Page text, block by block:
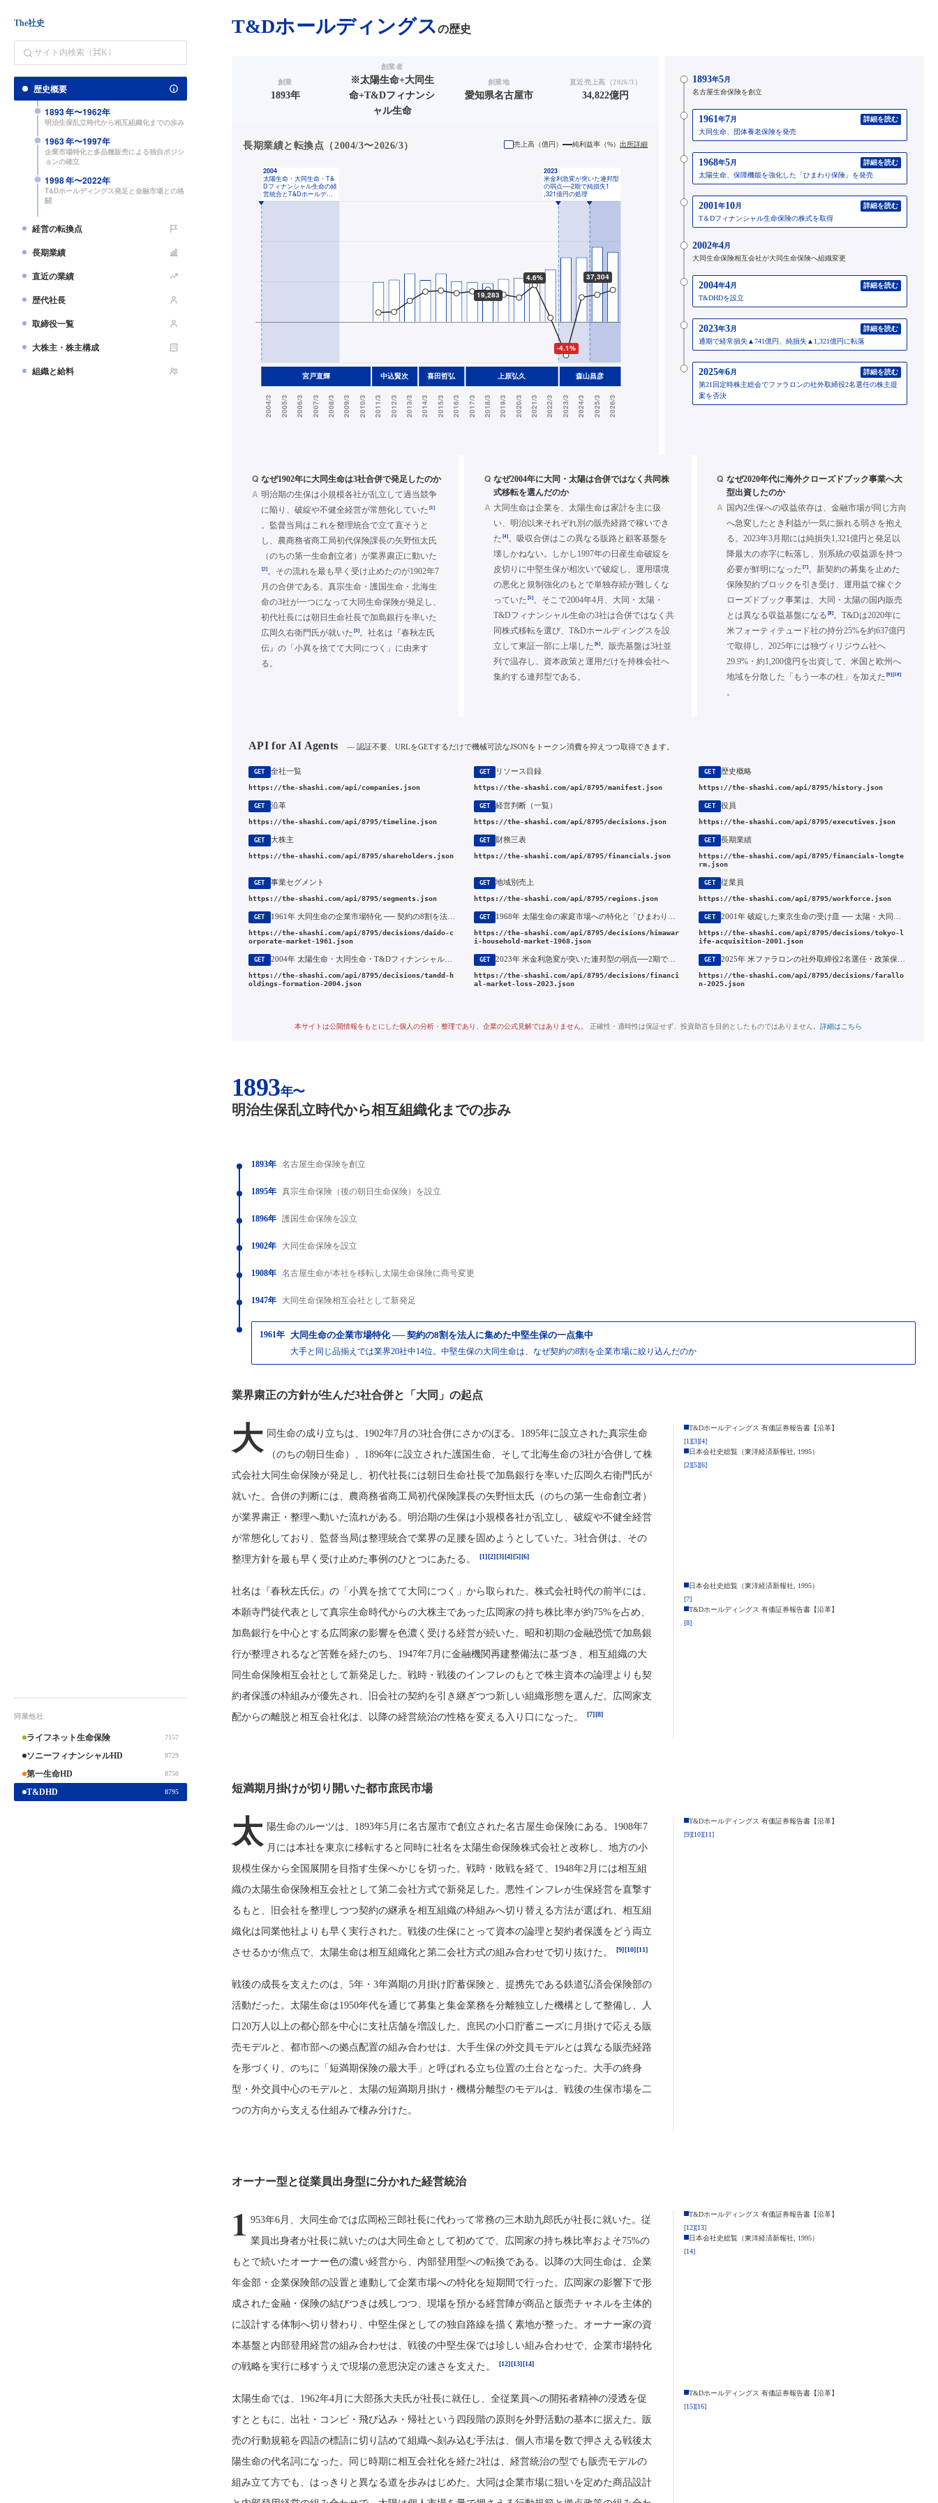
The社史
歴史概要
1893年〜1962年
明治生保乱立時代から相互組織化までの歩み
1963年〜1997年
企業市場特化と多品種販売による独自ポジシ
ョンの確立
1998年〜2022年
T&Dホールディングス発足と金融市場との格
闘
経営の転換点
長期業績
直近の業績
歴代社長
取締役一覧
大株主・株主構成
組織と給料
同業他社
ライフネット生命保険 7157
ソニーフィナンシャルHD 8729
第一生命HD 8750
T&DHD 8795
T&Dホールディングスの歴史
創業
1893年
創業者
※太陽生命+大同生
命+T&Dフィナンシ
ャル生命
創業地
愛知県名古屋市
直近売上高（2026/3）
34,822億円
長期業績と転換点（2004/3〜2026/3） 売上高（億円） 純利益率（%） 出所詳細
1893年5月
名古屋生命保険を創立
1961年7月
詳細を読む
大同生命、団体養老保険を発売
1968年5月
詳細を読む
太陽生命、保障機能を強化した「ひまわり保険」を発売
2001年10月
詳細を読む
T＆Dフィナンシャル生命保険の株式を取得
2002年4月
大同生命保険相互会社が大同生命保険へ組織変更
2004年4月
詳細を読む
T&DHDを設立
2023年3月
詳細を読む
通期で経常損失▲741億円、純損失▲1,321億円に転落
2025年6月
詳細を読む
第21回定時株主総会でファラロンの社外取締役2名選任の株主提
案を否決
Q なぜ1902年に大同生命は3社合併で発足したのか
A 明治期の生保は小規模各社が乱立して過当競争
に陥り、破綻や不健全経営が常態化していた [1]
。監督当局はこれを整理統合で立て直そうと
し、農商務省商工局初代保険課長の矢野恒太氏
（のちの第一生命創立者）が業界粛正に動いた
[2]。その流れを最も早く受け止めたのが1902年7
月の合併である。真宗生命・護国生命・北海生
命の3社が一つになって大同生命保険が発足し、
初代社長には朝日生命社長で加島銀行を率いた
広岡久右衛門氏が就いた [3]。社名は『春秋左氏
伝』の「小異を捨てて大同につく」に由来す
る。
Q なぜ2004年に大同・太陽は合併ではなく共同株
式移転を選んだのか
A 大同生命は企業を、太陽生命は家計を主に扱
い、明治以来それぞれ別の販売経路で稼いでき
た [4]。吸収合併はこの異なる販路と顧客基盤を
壊しかねない。しかし1997年の日産生命破綻を
皮切りに中堅生保が相次いで破綻し、運用環境
の悪化と規制強化のもとで単独存続が難しくな
っていた [5]。そこで2004年4月、大同・太陽・
T&Dフィナンシャル生命の3社は合併ではなく共
同株式移転を選び、T&Dホールディングスを設
立して東証一部に上場した [6]。販売基盤は3社並
列で温存し、資本政策と運用だけを持株会社へ
集約する連邦型である。
Q なぜ2020年代に海外クローズドブック事業へ大
型出資したのか
A 国内2生保への収益依存は、金融市場が同じ方向
へ急変したとき利益が一気に振れる弱さを抱え
る。2023年3月期には純損失1,321億円と発足以
降最大の赤字に転落し、別系統の収益源を持つ
必要が鮮明になった [7]。新契約の募集を止めた
保険契約ブロックを引き受け、運用益で稼ぐク
ローズドブック事業は、大同・太陽の国内販売
とは異なる収益基盤になる [8]。T&Dは2020年に
米フォーティテュード社の持分25%を約637億円
で取得し、2025年には独ヴィリジウム社へ
29.9%・約1,200億円を出資して、米国と欧州へ
地域を分散した「もう一本の柱」を加えた [9][10]
。
API for AI Agents — 認証不要、URLをGETするだけで機械可読なJSONをトークン消費を抑えつつ取得できます。
GET 全社一覧
https://the-shashi.com/api/companies.json
GET リソース目録
https://the-shashi.com/api/8795/manifest.json
GET 歴史概略
https://the-shashi.com/api/8795/history.json
GET 沿革
https://the-shashi.com/api/8795/timeline.json
GET 経営判断（一覧）
https://the-shashi.com/api/8795/decisions.json
GET 役員
https://the-shashi.com/api/8795/executives.json
GET 大株主
https://the-shashi.com/api/8795/shareholders.json
GET 財務三表
https://the-shashi.com/api/8795/financials.json
GET 長期業績
https://the-shashi.com/api/8795/financials-longte
rm.json
GET 事業セグメント
https://the-shashi.com/api/8795/segments.json
GET 地域別売上
https://the-shashi.com/api/8795/regions.json
GET 従業員
https://the-shashi.com/api/8795/workforce.json
GET 1961年 大同生命の企業市場特化 ── 契約の8割を法人に集めた中堅生保の一点集中
https://the-shashi.com/api/8795/decisions/daido-c
orporate-market-1961.json
GET
https://the-shashi.com/api/8795/decisions/himawar
i-household-market-1968.json
GET
https://the-shashi.com/api/8795/decisions/tokyo-l
ife-acquisition-2001.json
GET 2004年 太陽生命・大同生命・T&Dフィナンシャル生命の経営統合とT&Dホールディングス発足（2004年成立）
https://the-shashi.com/api/8795/decisions/tandd-h
oldings-formation-2004.json
GET
https://the-shashi.com/api/8795/decisions/financi
al-market-loss-2023.json
GET 2025年 米ファラロンの社外取締役2名選任・政策保有株売却の株主提案とT&Dの全議案否決
https://the-shashi.com/api/8795/decisions/farallo
n-2025.json
本サイトは公開情報をもとにした個人の分析・整理であり、企業の公式見解ではありません。 正確性・適時性は保証せず、投資助言を目的としたものではありません。 詳細はこちら
1893年〜
明治生保乱立時代から相互組織化までの歩み
1893年 名古屋生命保険を創立
1895年 真宗生命保険（後の朝日生命保険）を設立
1896年 護国生命保険を設立
1902年 大同生命保険を設立
1908年 名古屋生命が本社を移転し太陽生命保険に商号変更
1947年 大同生命保険相互会社として新発足
1961年 大同生命の企業市場特化 ── 契約の8割を法人に集めた中堅生保の一点集中
大手と同じ品揃えでは業界20社中14位。中堅生保の大同生命は、なぜ契約の8割を企業市場に絞り込んだのか
業界粛正の方針が生んだ3社合併と「大同」の起点
大 同生命の成り立ちは、1902年7月の3社合併にさかのぼる。1895年に設立された真宗生命
（のちの朝日生命）、1896年に設立された護国生命、そして北海生命の3社が合併して株
式会社大同生命保険が発足し、初代社長には朝日生命社長で加島銀行を率いた広岡久右衛門氏が
就いた。合併の判断には、農商務省商工局初代保険課長の矢野恒太氏（のちの第一生命創立者）
が業界粛正・整理へ動いた流れがある。明治期の生保は小規模各社が乱立し、破綻や不健全経営
が常態化しており、監督当局は整理統合で業界の足腰を固めようとしていた。3社合併は、その
整理方針を最も早く受け止めた事例のひとつにあたる。
[1][2][3][4][5][6]
T&Dホールディングス 有価証券報告書【沿革】
[1][3][4]
日本会社史総覧（東洋経済新報社, 1995）
[2][5][6]
社名は『春秋左氏伝』の「小異を捨てて大同につく」から取られた。株式会社時代の前半には、
本願寺門徒代表として真宗生命時代からの大株主であった広岡家の持ち株比率が約75%を占め、
加島銀行を中心とする広岡家の影響を色濃く受ける経営が続いた。昭和初期の金融恐慌で加島銀
行が整理されるなど苦難を経たのち、1947年7月に金融機関再建整備法に基づき、相互組織の大
同生命保険相互会社として新発足した。戦時・戦後のインフレのもとで株主資本の論理よりも契
約者保護の枠組みが優先され、旧会社の契約を引き継ぎつつ新しい組織形態を選んだ。広岡家支
配からの離脱と相互会社化は、以降の経営統治の性格を変える入り口になった。
[7][8]
日本会社史総覧（東洋経済新報社, 1995）
[7]
T&Dホールディングス 有価証券報告書【沿革】
[8]
短満期月掛けが切り開いた都市庶民市場
太 陽生命のルーツは、1893年5月に名古屋市で創立された名古屋生命保険にある。1908年7
月には本社を東京に移転すると同時に社名を太陽生命保険株式会社と改称し、地方の小
規模生保から全国展開を目指す生保へかじを切った。戦時・敗戦を経て、1948年2月には相互組
織の太陽生命保険相互会社として第二会社方式で新発足した。悪性インフレが生保経営を直撃す
るもと、旧会社を整理しつつ契約の継承を相互組織の枠組みへ切り替える方法が選ばれ、相互組
織化は同業他社よりも早く実行された。戦後の生保にとって資本の論理と契約者保護をどう両立
させるかが焦点で、太陽生命は相互組織化と第二会社方式の組み合わせで切り抜けた。
[9][10][11]
T&Dホールディングス 有価証券報告書【沿革】
[9][10][11]
戦後の成長を支えたのは、5年・3年満期の月掛け貯蓄保険と、提携先である鉄道弘済会保険部の
活動だった。太陽生命は1950年代を通じて募集と集金業務を分離独立した機構として整備し、人
口20万人以上の都心部を中心に支社店舗を増設した。庶民の小口貯蓄ニーズに月掛けで応える販
売モデルと、都市部への拠点配置の組み合わせは、大手生保の外交員モデルとは異なる販売経路
を形づくり、のちに「短満期保険の最大手」と呼ばれる立ち位置の土台となった。大手の終身
型・外交員中心のモデルと、太陽の短満期月掛け・機構分離型のモデルは、戦後の生保市場を二
つの方向から支える仕組みで棲み分けた。
オーナー型と従業員出身型に分かれた経営統治
1 953年6月、大同生命では広岡松三郎社長に代わって常務の三木助九郎氏が社長に就いた。従
業員出身者が社長に就いたのは大同生命として初めてで、広岡家の持ち株比率およそ75%の
もとで続いたオーナー色の濃い経営から、内部登用型への転換である。以降の大同生命は、企業
年金部・企業保険部の設置と連動して企業市場への特化を短期間で行った。広岡家の影響下で形
成された金融・保険の結びつきは残しつつ、現場を預かる経営陣が商品と販売チャネルを主体的
に設計する体制へ切り替わり、中堅生保としての独自路線を描く素地が整った。オーナー家の資
本基盤と内部登用経営の組み合わせは、戦後の中堅生保では珍しい組み合わせで、企業市場特化
の戦略を実行に移すうえで現場の意思決定の速さを支えた。
[12][13][14]
T&Dホールディングス 有価証券報告書【沿革】
[12][13]
日本会社史総覧（東洋経済新報社, 1995）
[14]
太陽生命では、1962年4月に大部孫大夫氏が社長に就任し、全従業員への開拓者精神の浸透を促
すとともに、出社・コンビ・飛び込み・帰社という四段階の原則を外野活動の基本に据えた。販
売の行動規範を四語の標語に切り詰めて組織へ刻み込む手法は、個人市場を数で押さえる戦後太
陽生命の代名詞になった。同じ時期に相互会社化を経た2社は、経営統治の型でも販売モデルの
組み立て方でも、はっきりと異なる道を歩みはじめた。大同は企業市場に狙いを定めた商品設計
T&Dホールディングス 有価証券報告書【沿革】
[15][16]